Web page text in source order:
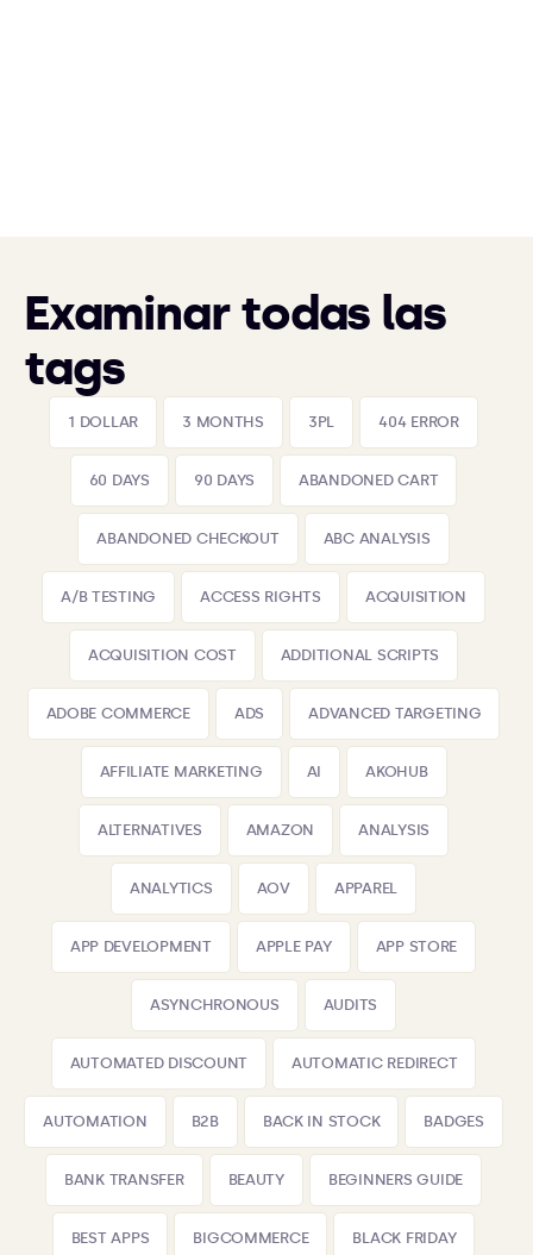
Examinar todas las
tags
1 DOLLAR 3 MONTHS 3PL 404 ERROR
60 DAYS 90 DAYS ABANDONED CART
ABANDONED CHECKOUT ABC ANALYSIS
A/B TESTING ACCESS RIGHTS ACQUISITION
ACQUISITION COST ADDITIONAL SCRIPTS
ADOBE COMMERCE ADS ADVANCED TARGETING
AFFILIATE MARKETING AI AKOHUB
ALTERNATIVES AMAZON ANALYSIS
ANALYTICS AOV APPAREL
APP DEVELOPMENT APPLE PAY APP STORE
ASYNCHRONOUS AUDITS
AUTOMATED DISCOUNT AUTOMATIC REDIRECT
AUTOMATION B2B BACK IN STOCK BADGES
BANK TRANSFER BEAUTY BEGINNERS GUIDE
BEST APPS BIGCOMMERCE BLACK FRIDAY